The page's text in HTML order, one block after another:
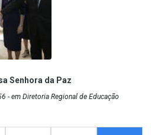
Senhora da Paz
- em Diretoria Regional de Educação